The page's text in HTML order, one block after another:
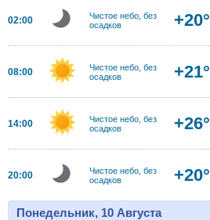
02:00
Чистое небо, без
осадков
+20°
08:00
Чистое небо, без
осадков
+21°
14:00
Чистое небо, без
осадков
+26°
20:00
Чистое небо, без
осадков
+20°
Понедельник, 10 Августа